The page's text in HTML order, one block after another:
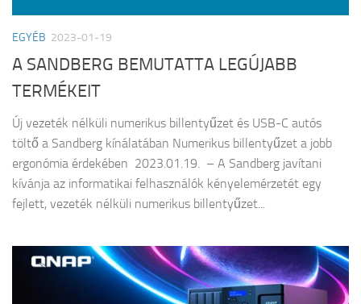
EGYÉB 2023-01-19
A SANDBERG BEMUTATTA LEGÚJABB
TERMÉKEIT
Új vezeték nélküli numerikus billentyűzet és USB-C autós
töltő a Sandberg kínálatában Numerikus billentyűzet a jobb
ergonómia érdekében 2023.01.19. – A Sandberg javítani
kívánja az informatikai felhasználók kényelemérzetét egy
fejlett, vezeték nélküli numerikus billentyűzet...